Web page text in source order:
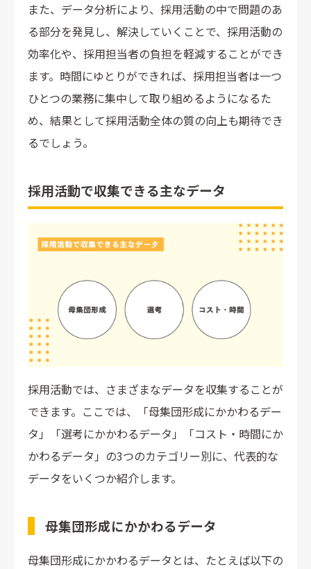
また、データ分析により、採用活動の中で問題のあ
る部分を発見し、解決していくことで、採用活動の
効率化や、採用担当者の負担を軽減することができ
ます。時間にゆとりができれば、採用担当者は一つ
ひとつの業務に集中して取り組めるようになるた
め、結果として採用活動全体の質の向上も期待でき
るでしょう。
採用活動で収集できる主なデータ
採用活動では、さまざまなデータを収集することが
できます。ここでは、「母集団形成にかかわるデー
タ」「選考にかかわるデータ」「コスト・時間にか
かわるデータ」の3つのカテゴリー別に、代表的な
データをいくつか紹介します。
母集団形成にかかわるデータ
母集団形成にかかわるデータとは、たとえば以下の